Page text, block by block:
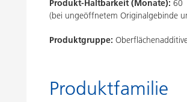
Produkt-Haltbarkeit (Monate): 60
(bei ungeöffnetem Originalgebinde
Produktgruppe:
Produktfamilie